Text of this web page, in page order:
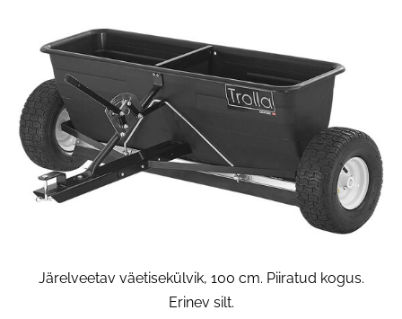
Järelveetav väetisekülvik, 100 cm. Piiratud kogus.
Erinev silt.